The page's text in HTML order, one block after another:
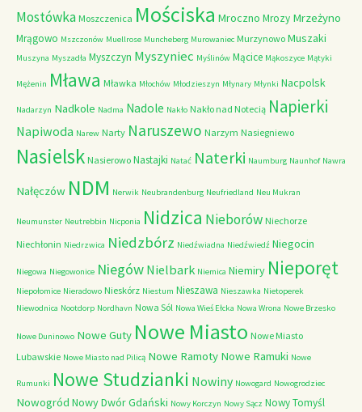
Mostówka Moszczenica Mościska Mroczno Mrozy Mrzeżyno
Mrągowo Mszczonów Muellrose Muncheberg Murowaniec Murzynowo Muszaki
Muszyna Myszadła Myszczyn Myszyniec Myślinów Mącice Mąkoszyce Mątyki
Mężenin Mława Mławka Młochów Młodzieszyn Młynary Młynki Nacpolsk
Nadarzyn Nadkole Nadma Nadole Nakło Nakło nad Notecią Napierki
Napiwoda Narew Narty Naruszewo Narzym Nasiegniewo
Nasielsk Nasierowo Nastajki Natać Naterki Naumburg Naunhof Nawra
Nałęczów NDM Nerwik Neubrandenburg Neufriedland Neu Mukran
Neumunster Neutrebbin Nicponia Nidzica Nieborów Niechorze
Niechłonin Niedrzwica Niedzbórz Niedźwiadna Niedźwiedź Niegocin
Niegowa Niegowonice Niegów Nielbark Niemica Niemiry Nieporęt
Niepołomice Nieradowo Nieskórz Niestum Nieszawa Nieszawka Nietoperek
Niewodnica Nootdorp Nordhavn Nowa Sól Nowa Wieś Ełcka Nowa Wrona Nowe Brzesko
Nowe Duninowo Nowe Guty Nowe Miasto Nowe Miasto
Lubawskie Nowe Miasto nad Pilicą Nowe Ramoty Nowe Ramuki Nowe
Rumunki Nowe Studzianki Nowiny Nowogard Nowogrodziec
Nowogród Nowy Dwór Gdański Nowy Korczyn Nowy Sącz Nowy Tomyśl